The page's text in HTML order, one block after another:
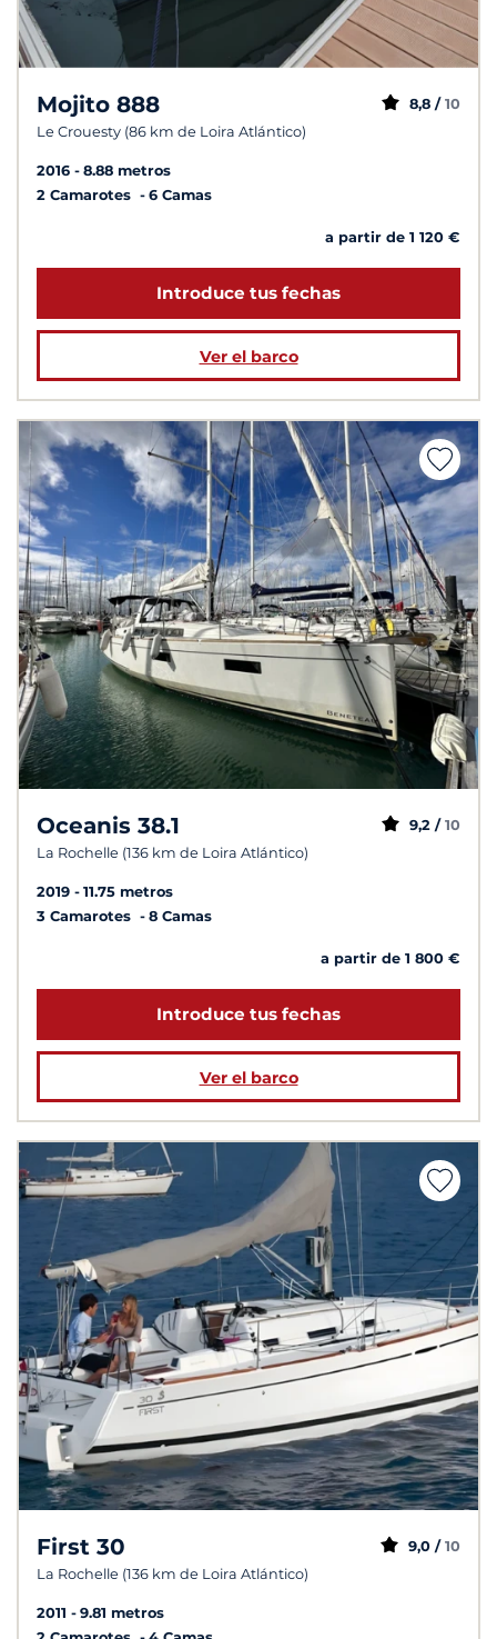
Mojito 888
Le Crouesty (86 km de Loira Atlántico)
8,8 / 10
2016
8.88 metros
2 Camarotes
6 Camas
a partir de 1 120 €
Introduce tus fechas
Ver el barco
Oceanis 38.1
La Rochelle (136 km de Loira Atlántico)
9,2 / 10
2019
11.75 metros
3 Camarotes
8 Camas
a partir de 1 800 €
Introduce tus fechas
Ver el barco
First 30
La Rochelle (136 km de Loira Atlántico)
9,0 / 10
2011
9.81 metros